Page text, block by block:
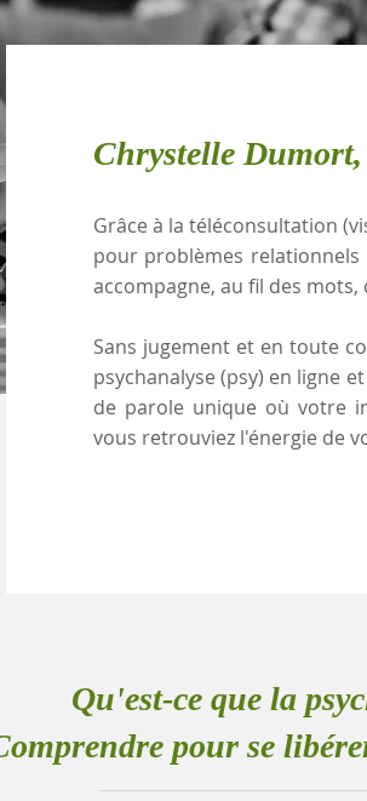
Chrystelle
Grâce à la téléconsultation
pour problèmes relationnels
accompagne, au fil des
Sans jugement et en toute
psychanalyse (psy) en ligne
de parole unique où votre
vous retrouviez l'énergie de
Qu'est-ce que la
pour se